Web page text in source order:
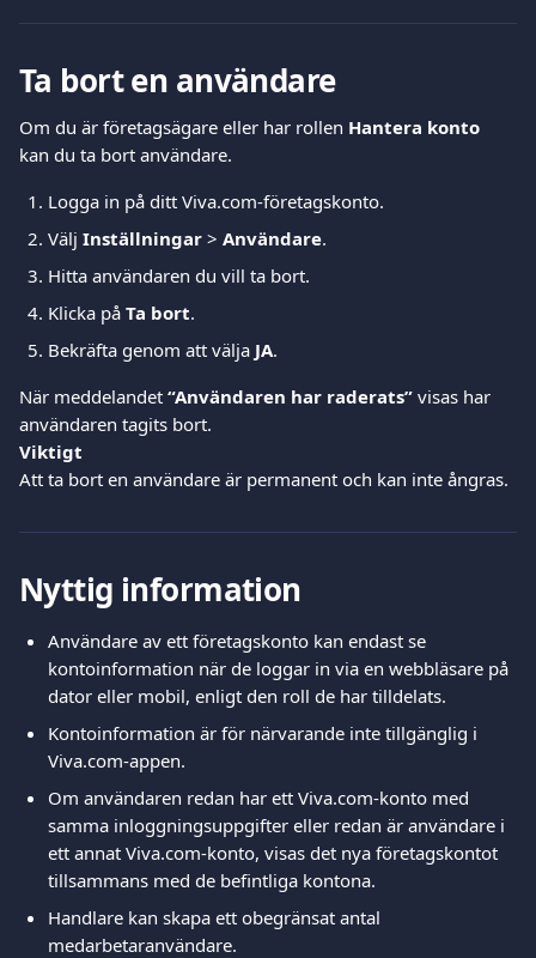
Ta bort en användare
Om du är företagsägare eller har rollen Hantera konto
kan du ta bort användare.
Logga in på ditt Viva.com-företagskonto.
Välj Inställningar > Användare.
Hitta användaren du vill ta bort.
Klicka på Ta bort.
Bekräfta genom att välja JA.
När meddelandet “Användaren har raderats” visas har
användaren tagits bort.
Viktigt
Att ta bort en användare är permanent och kan inte ångras.
Nyttig information
Användare av ett företagskonto kan endast se
kontoinformation när de loggar in via en webbläsare på
dator eller mobil, enligt den roll de har tilldelats.
Kontoinformation är för närvarande inte tillgänglig i
Viva.com-appen.
Om användaren redan har ett Viva.com-konto med
samma inloggningsuppgifter eller redan är användare i
ett annat Viva.com-konto, visas det nya företagskontot
tillsammans med de befintliga kontona.
Handlare kan skapa ett obegränsat antal
medarbetaranvändare.